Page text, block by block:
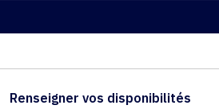
Renseigner vos disponibilités